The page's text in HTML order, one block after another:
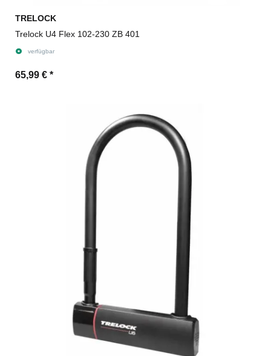
TRELOCK
Trelock U4 Flex 102-230 ZB 401
verfügbar
65,99 € *